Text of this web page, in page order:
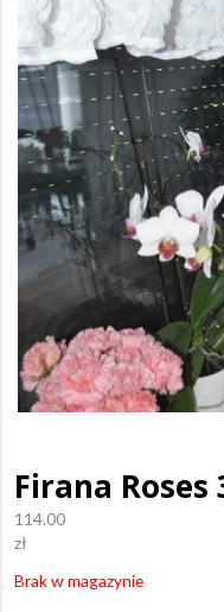
Firana Roses
114.00
zł
Brak w magazynie